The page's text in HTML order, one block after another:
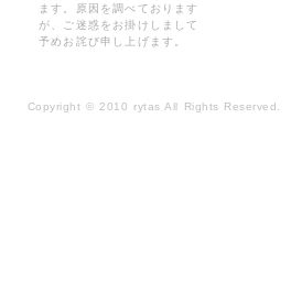
ます。原因を調べております
が、ご迷惑をお掛けしまして
予めお詫び申し上げます。
Copyright© 2010 rytas All Rights Reserved.